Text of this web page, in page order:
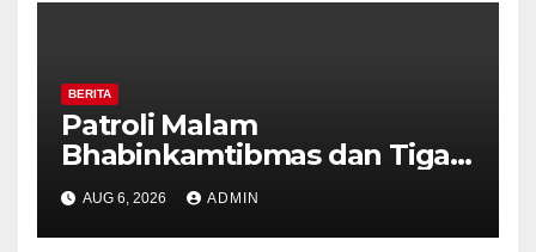
BERITA
Patroli Malam
Bhabinkamtibmas dan Tiga
Pilar Kelurahan Ungaran
Perkuat Kamtibmas, Warga
Diajak Aktifkan Ronda
AUG 6, 2026 ADMIN